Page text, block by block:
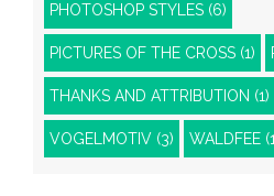
PHOTOSHOP STYLES (6)
PICTURES OF THE CROSS (1)
THANKS AND ATTRIBUTION (1)
VOGELMOTIV (3) WALDFEE